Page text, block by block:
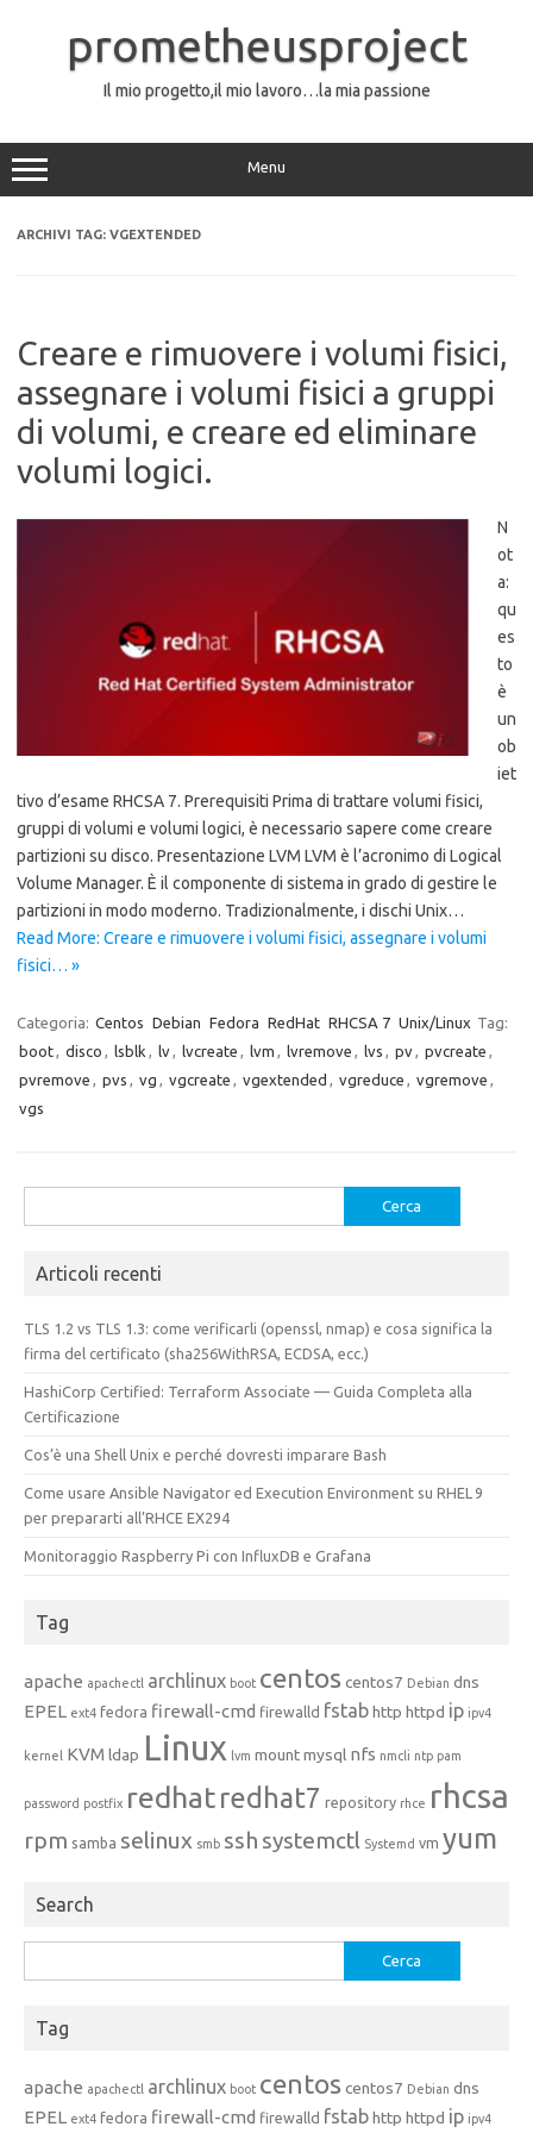
contenutoprometheusproject
Il mio progetto,il mio lavoro…la mia passione
Menu
ARCHIVI TAG: VGEXTENDED
Creare e rimuovere i volumi fisici,
assegnare i volumi fisici a gruppi
di volumi, e creare ed eliminare
volumi logici.
N
ot
a:
qu
es
to
è
un
ob
iet
tivo d’esame RHCSA 7. Prerequisiti Prima di trattare volumi fisici,
gruppi di volumi e volumi logici, è necessario sapere come creare
partizioni su disco. Presentazione LVM LVM è l’acronimo di Logical
Volume Manager. È il componente di sistema in grado di gestire le
partizioni in modo moderno. Tradizionalmente, i dischi Unix…
Read More: Creare e rimuovere i volumi fisici, assegnare i volumi
fisici… »
Categoria: Centos Debian Fedora RedHat RHCSA 7 Unix/Linux Tag:
boot, disco , lsblk , lv, lvcreate , lvm , lvremove , lvs , pv, pvcreate ,
pvremove , pvs , vg , vgcreate , vgextended , vgreduce , vgremove ,
vgs
per:
Articoli recenti
TLS 1.2 vs TLS 1.3: come verificarli (openssl, nmap) e cosa significa la
firma del certificato (sha256WithRSA, ECDSA, ecc.)
HashiCorp Certified: Terraform Associate — Guida Completa alla
Certificazione
Cos’è una Shell Unix e perché dovresti imparare Bash
Come usare Ansible Navigator ed Execution Environment su RHEL 9
per prepararti all’RHCE EX294
Monitoraggio Raspberry Pi con InfluxDB e Grafana
Tag
apache apachectl archlinux boot centoscentos7 Debian dns
EPEL ext4 fedora firewall-cmd firewalld fstabhttp httpd ip ipv4
kernel KVM ldap Linux lvm mountmysql nfs nmcli ntp pam
password postfix redhatredhat7 repository rhce rhcsa
rpm samba selinux smb ssh systemctl Systemd vm yum
Search
per:
Tag
apache apachectl archlinux boot centoscentos7 Debian dns
EPEL ext4 fedora firewall-cmd firewalld fstabhttp httpd ip ipv4